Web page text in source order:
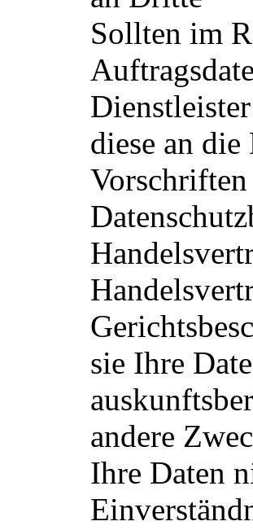
Sollten im
diese an
sie Ihre
andere
Ihre Daten